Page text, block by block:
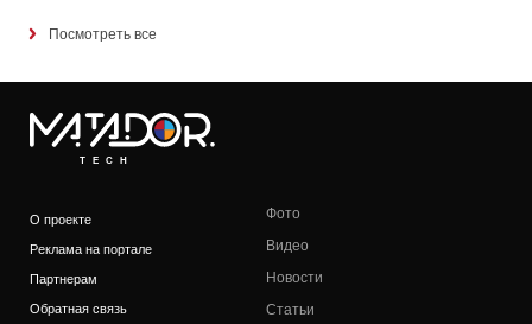
Посмотреть все
TECH
О проекте
Реклама на портале
Партнерам
Обратная связь
Фото
Видео
Новости
Статьи